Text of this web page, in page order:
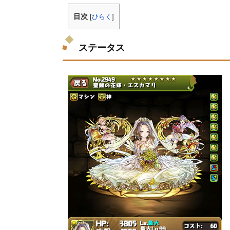
目次 [ひらく ]
ステータス